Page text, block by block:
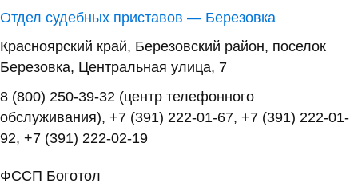
Отдел судебных приставов — Березовка
Красноярский край, Березовский район, поселок
Березовка, Центральная улица, 7
8 (800) 250-39-32 (центр телефонного
обслуживания), +7 (391) 222-01-67, +7 (391) 222-01-
92, +7 (391) 222-02-19
ФССП Боготол